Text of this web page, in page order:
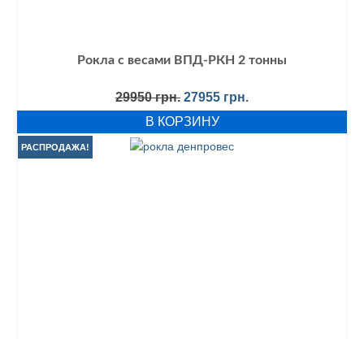
Рокла с весами ВПД-РКН 2 тонны
29950грн. Первоначальная
цена
составляла
29950 грн..
27955 грн.Текущая
цена:
В КОРЗИНУ
РАСПРОДАЖА!